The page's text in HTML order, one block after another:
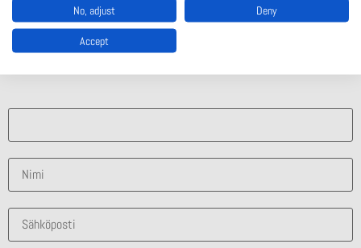
Ota yhteyttä
No, adjust Deny
Accept